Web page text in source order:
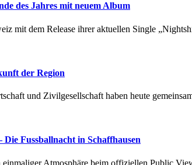
des Jahres mit neuem Album
mit dem Release ihrer aktuellen Single
der Region
und Zivilgesellschaft haben heute
Fussballnacht in Schaffhausen
Atmosphäre beim offiziellen Public